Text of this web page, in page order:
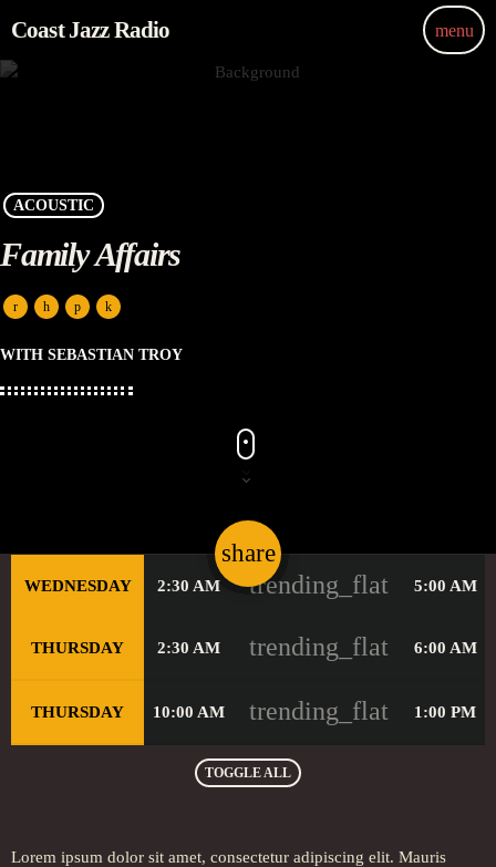
Coast Jazz Radio menu
ACOUSTIC
Family Affairs
WITH SEBASTIAN TROY
share
email
WEDNESDAY 2:30 AM trending_flat 5:00 AM
THURSDAY 2:30 AM trending_flat 6:00 AM
THURSDAY 10:00 AM trending_flat 1:00 PM
TOGGLE ALL
Lorem ipsum dolor sit amet, consectetur adipiscing elit. Mauris